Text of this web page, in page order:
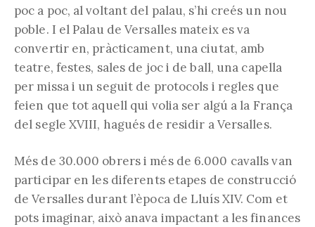
poc a poc, al voltant del palau, s’hi creés un nou
poble. I el Palau de Versalles mateix es va
convertir en, pràcticament, una ciutat, amb
teatre, festes, sales de joc i de ball, una capella
per missa i un seguit de protocols i regles que
feien que tot aquell qui volia ser algú a la França
del segle XVIII, hagués de residir a Versalles.
Més de 30.000 obrers i més de 6.000 cavalls van
participar en les diferents etapes de construcció
de Versalles durant l’època de Lluís XIV. Com et
pots imaginar, això anava impactant a les finances